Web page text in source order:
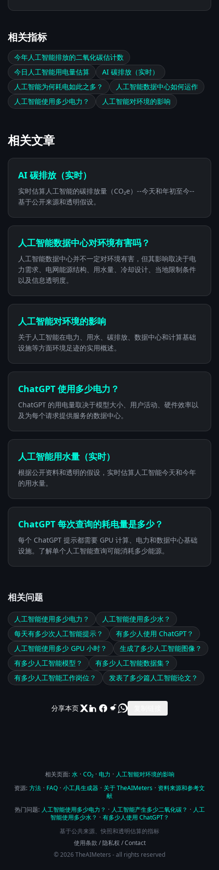
相关指标
今年人工智能排放的二氧化碳估计数
今日人工智能用电量估算
AI 碳排放（实时）
人工智能为何耗电如此之多？
人工智能数据中心如何运作
人工智能使用多少电力？
人工智能对环境的影响
相关文章
AI 碳排放（实时）
实时估算人工智能的碳排放量（CO₂e）--今天和年初至今--
基于公开来源和透明假设。
人工智能数据中心对环境有害吗？
人工智能数据中心并不一定对环境有害，但其影响取决于电
力需求、电网能源结构、用水量、冷却设计、当地限制条件
以及信息透明度。
人工智能对环境的影响
关于人工智能在电力、用水、碳排放、数据中心和计算基础
设施等方面环境足迹的实用概述。
ChatGPT 使用多少电力？
ChatGPT 的用电量取决于模型大小、用户活动、硬件效率以
及为每个请求提供服务的数据中心。
人工智能用水量（实时）
根据公开资料和透明的假设，实时估算人工智能今天和今年
的用水量。
ChatGPT 每次查询的耗电量是多少？
每个 ChatGPT 提示都需要 GPU 计算、电力和数据中心基础
设施。了解单个人工智能查询可能消耗多少能源。
相关问题
人工智能使用多少电力？
人工智能使用多少水？
每天有多少次人工智能提示？
有多少人使用 ChatGPT？
人工智能使用多少 GPU 小时？
生成了多少人工智能图像？
有多少人工智能模型？
有多少人工智能数据集？
有多少人工智能工作岗位？
发表了多少篇人工智能论文？
分享本页
相关页面: 水 · CO₂ · 电力 · 人工智能对环境的影响
资源: 方法 · FAQ · 小工具生成器 · 关于 TheAIMeters · 资料来源和参考文
献
热门问题: 人工智能使用多少电力？ · 人工智能产生多少二氧化碳？ · 人工
智能使用多少水？ · 有多少人使用 ChatGPT？
基于公共来源、快照和透明估算的指标
使用条款 /隐私权 /Contact
© 2026 TheAIMeters - all rights reserved